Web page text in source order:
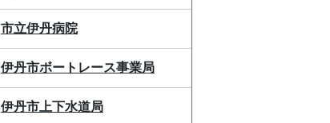
市立伊丹病院
伊丹市ボートレース事業局
伊丹市上下水道局